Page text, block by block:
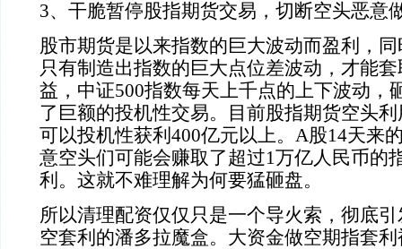
3、干脆暂停股指期货交易，切断空头恶意
股市期货是以来指数的巨大波动而盈利，
只有制造出指数的巨大点位差波动，才能
益，中证500指数每天上千点的上下波动，
了巨额的投机性交易。目前股指期货空头
可以投机性获利 400亿元以上。 A股14天来
意空头们可能会赚取了超过1万亿人民币的
利。这就不难理解为何要猛砸盘。
所以清理配资仅仅只是一个导火索，彻底
空套利的潘多拉魔盒。大资金做空期指套